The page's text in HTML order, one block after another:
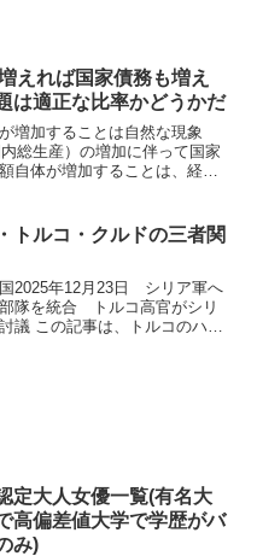
えれば国家債務も増え
は適正な比率かどうかだ
増加することは自然な現象
総生産）の増加に伴って国家
自体が増加することは、経済
済規模に対する割合（対GDP
可能な範囲に...
トルコ・クルドの三者関
2025年12月23日 シリア軍へ
隊を統合 トルコ高官がシリ
議 この記事は、トルコのハカ
定大人女優一覧(有名大
高偏差値大学で学歴がバ
み)